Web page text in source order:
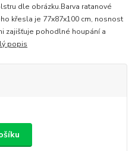
dle obrázku.Barva ratanové
křesla je 77x87x100 cm, nosnost
zajišťuje pohodlné houpání a
popis